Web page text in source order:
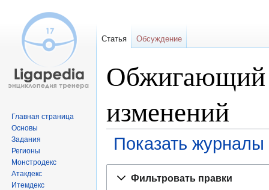
Обжигающий
изменений
Показать
Фильтровать правки
Статья Обсуждение
Главная страница
Основы
Задания
Регионы
Монстродекс
Атакдекс
Итемдекс